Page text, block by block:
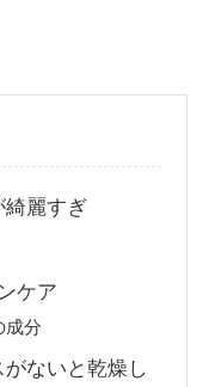
綺麗すぎ
ケア
成分
ないと乾燥し